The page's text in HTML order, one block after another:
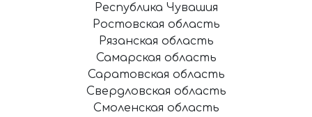
Республика Чувашия
Ростовская область
Рязанская область
Самарская область
Саратовская область
Свердловская область
Смоленская область